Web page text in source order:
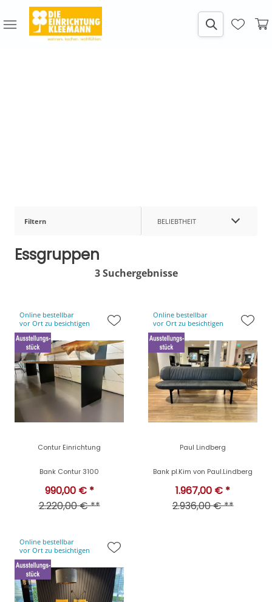
Filtern BELIEBTHEIT
Essgruppen
3 Suchergebnisse
Online bestellbar
vor Ort zu besichtigen
Contur Einrichtung
Bank Contur 3100
990,00 € *
2.220,00 € **
Online bestellbar
vor Ort zu besichtigen
Paul Lindberg
Bank pl.Kim von Paul.Lindberg
1.967,00 € *
2.936,00 € **
Online bestellbar
vor Ort zu besichtigen